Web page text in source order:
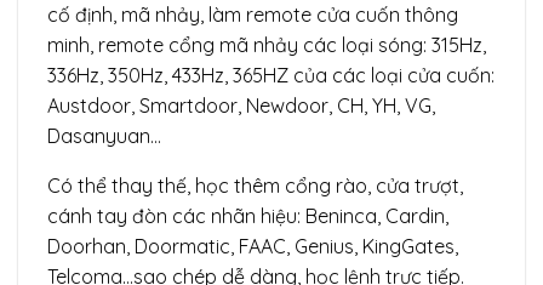
cố định, mã nhảy, làm remote cửa cuốn thông
minh, remote cổng mã nhảy các loại sóng: 315Hz,
336Hz, 350Hz, 433Hz, 365HZ của các loại cửa cuốn:
Austdoor, Smartdoor, Newdoor, CH, YH, VG,
Dasanyuan…
Có thể thay thế, học thêm cổng rào, cửa trượt,
cánh tay đòn các nhãn hiệu: Beninca, Cardin,
Doorhan, Doormatic, FAAC, Genius, KingGates,
Telcoma…sao chép dễ dàng, học lệnh trực tiếp.